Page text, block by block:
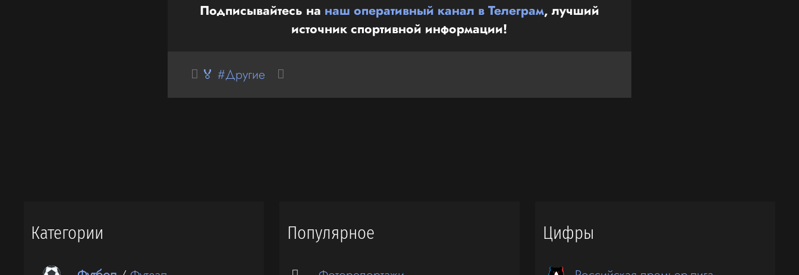
Подписывайтесь на наш оперативный канал в Телеграм, лучший
источник спортивной информации!
🏅 #Другие
Категории Популярное Цифры